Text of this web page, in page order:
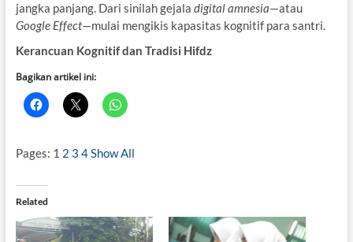
jangka panjang. Dari sinilah gejala digital amnesia—atau
Google Effect—mulai mengikis kapasitas kognitif para santri.
Kerancuan Kognitif dan Tradisi Hifdz
Bagikan artikel ini:
Pages: 1 2 3 4Show All
Related